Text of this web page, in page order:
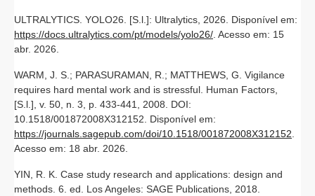
ULTRALYTICS. YOLO26. [S.l.]: Ultralytics, 2026. Disponível em:
https://docs.ultralytics.com/pt/models/yolo26/ . Acesso em: 15
abr. 2026.
WARM, J. S.; PARASURAMAN, R.; MATTHEWS, G. Vigilance
requires hard mental work and is stressful. Human Factors,
[S.l.], v. 50, n. 3, p. 433-441, 2008. DOI:
10.1518/001872008X312152. Disponível em:
https://journals.sagepub.com/doi/10.1518/001872008X312152
Acesso em: 18 abr. 2026.
YIN, R. K. Case study research and applications: design and
methods. 6. ed. Los Angeles: SAGE Publications, 2018.